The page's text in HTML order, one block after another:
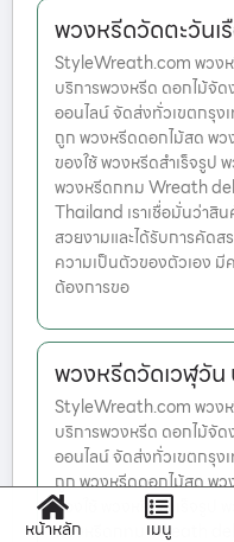
พวงหรีดวัดตะวันเ
StyleWreath.com พวง
บริการพวงหรีด ดอกไม้จั
ออนไลน์ จัดส่งทั่วเขตกรุง
ถูก พวงหรีดดอกไม้สด พ
ของใช้ พวงหรีดสำเร็จรู
พวงหรีดกทม Wreath
Thailand เราเชื่อมั่นว่าสิ
สวยงามและได้รับการคัด
ความเป็นตัวของตัวเอง
ต้องการขอ
พวงหรีดวัดเวฬุวัน
StyleWreath.com พวง
บริการพวงหรีด ดอกไม้จั
ออนไลน์ จัดส่งทั่วเขตกรุง
ถูก พวงหรีดดอกไม้สด พ
ของใช้ พวงหรีดสำเร็จรูป
พวงหรีดกทม Wreath
หน้าหลัก เมนู